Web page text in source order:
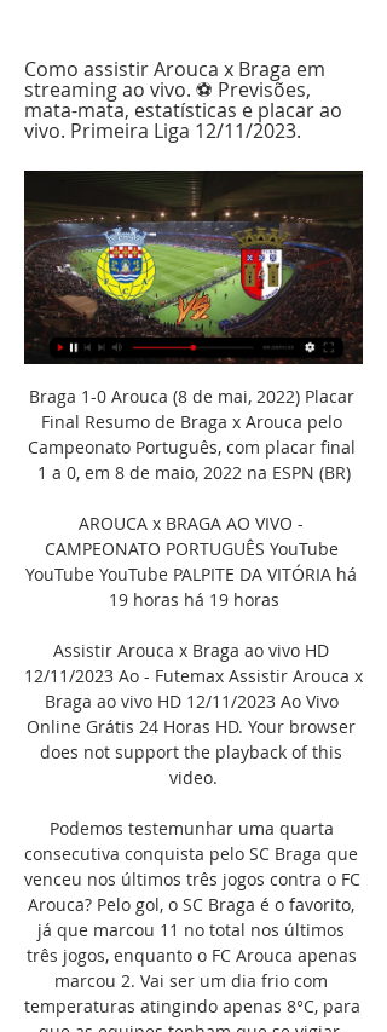
Como assistir Arouca x Braga em
streaming ao vivo. ⚽️ Previsões,
mata-mata, estatísticas e placar ao
vivo. Primeira Liga 12/11/2023.
Braga 1-0 Arouca (8 de mai, 2022) Placar
Final Resumo de Braga x Arouca pelo
Campeonato Português, com placar final
1 a 0, em 8 de maio, 2022 na ESPN (BR)
AROUCA x BRAGA AO VIVO -
CAMPEONATO PORTUGUÊS YouTube
YouTube YouTube PALPITE DA VITÓRIA há
19 horas há 19 horas
Assistir Arouca x Braga ao vivo HD
12/11/2023 Ao - Futemax Assistir Arouca x
Braga ao vivo HD 12/11/2023 Ao Vivo
Online Grátis 24 Horas HD. Your browser
does not support the playback of this
video.
Podemos testemunhar uma quarta
consecutiva conquista pelo SC Braga que
venceu nos últimos três jogos contra o FC
Arouca? Pelo gol, o SC Braga é o favorito,
já que marcou 11 no total nos últimos
três jogos, enquanto o FC Arouca apenas
marcou 2. Vai ser um dia frio com
temperaturas atingindo apenas 8°C, para